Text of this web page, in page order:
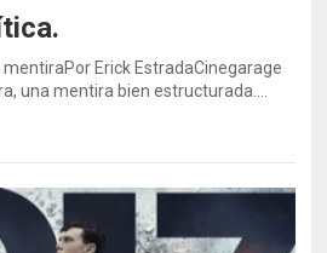
Erick EstradaCinegarage
una mentira bien estructurada.…